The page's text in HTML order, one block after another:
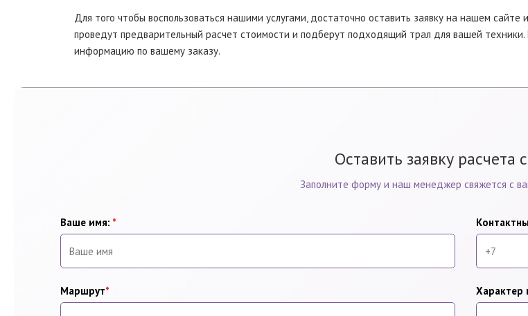
Для того чтобы воспользоваться нашими услугами, достаточно оставить заявку на нашем
проведут предварительный расчет стоимости и подберут подходящий трал для вашей
информацию по вашему заказу.
Оставить заявку расчета
Заполните форму и наш менеджер свяжется с
Ваше имя: *
Маршрут* Характер